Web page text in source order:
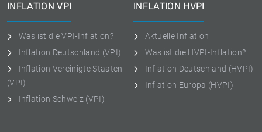
INFLATION VPI
Was ist die VPI-Inflation?
Inflation Deutschland (VPI)
Inflation Vereinigte Staaten
(VPI)
Inflation Schweiz (VPI)
INFLATION HVPI
Aktuelle Inflation
Was ist die HVPI-Inflation?
Inflation Deutschland (HVPI)
Inflation Europa (HVPI)